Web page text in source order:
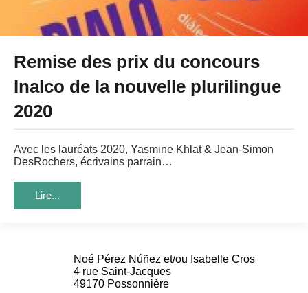
Remise des prix du concours
Inalco de la nouvelle plurilingue
2020
Avec les lauréats 2020, Yasmine Khlat & Jean-Simon
DesRochers, écrivains parrain…
Lire...
Noé Pérez Núñez et/ou Isabelle Cros
4 rue Saint-Jacques
49170 Possonnière